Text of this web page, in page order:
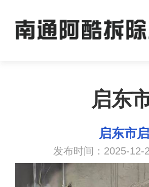
启东
启东市
发布时间：2025-